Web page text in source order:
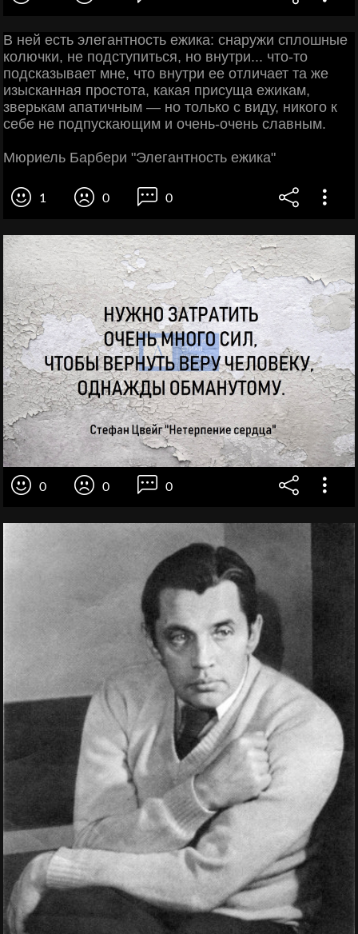
В ней есть элегантность ежика: снаружи сплошные
колючки, не подступиться, но внутри... что-то
подсказывает мне, что внутри ее отличает та же
изысканная простота, какая присуща ежикам,
зверькам апатичным — но только с виду, никого к
себе не подпускающим и очень-очень славным.
Мюриель Барбери "Элегантность ежика"
1 0 0
0 0 0